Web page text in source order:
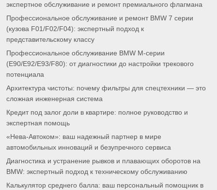
экспертное обслуживание и ремонт премиального флагмана
Профессиональное обслуживание и ремонт BMW 7 серии
(кузова F01/F02/F04): экспертный подход к
представительскому классу
Профессиональное обслуживание BMW M-серии
(E90/E92/E93/F80): от диагностики до настройки трекового
потенциала
Архитектура чистоты: почему фильтры для спецтехники — это
сложная инженерная система
Кредит под залог доли в квартире: полное руководство и
экспертная помощь
«Нева-Автоком»: ваш надежный партнер в мире
автомобильных инноваций и безупречного сервиса
Диагностика и устранение рывков и плавающих оборотов на
BMW: экспертный подход к техническому обслуживанию
Калькулятор среднего балла: ваш персональный помощник в